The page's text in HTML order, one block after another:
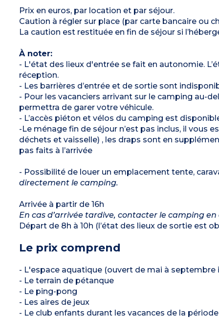
Terrasse semi-couverte avec salon de jardin
Climatisation
Capacité max. 6 personnes bébé inclus
À noter :
Prix en euros, par location et par séjour.
Caution à régler sur place (par carte bancaire ou
La caution est restituée en fin de séjour si
À noter:
- L'état des lieux d'entrée se fait en autonomie.
réception.
- Les barrières d’entrée et de sortie sont
- Pour les vacanciers arrivant sur le camping au-
permettra de garer votre véhicule.
- L’accès piéton et vélos du camping est
-Le ménage fin de séjour n’est pas inclus, il vous
déchets et vaisselle) , les draps sont en
pas faits à l’arrivée
- Possibilité de louer un emplacement tente,
directement le camping.
Arrivée à partir de 16h
En cas d’arrivée tardive, contacter le camping
Départ de 8h à 10h (l’état des lieux de sortie est
Le prix comprend
- L'espace aquatique (ouvert de mai à
- Le terrain de pétanque
- Le ping-pong
- Les aires de jeux
- Le club enfants durant les vacances de la